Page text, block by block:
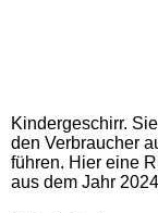
Kindergeschirr.
den Verbraucher
führen. Hier eine
aus dem Jahr